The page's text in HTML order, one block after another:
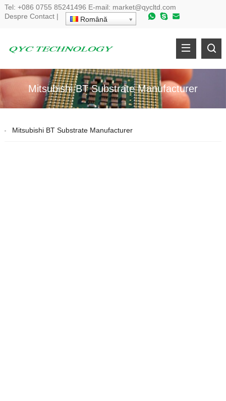
Tel: +086 0755 85241496 E-mail: market@qycltd.com
Despre Contact| Română
Mitsubishi BT Substrate Manufacturer
Mitsubishi BT Substrate Manufacturer